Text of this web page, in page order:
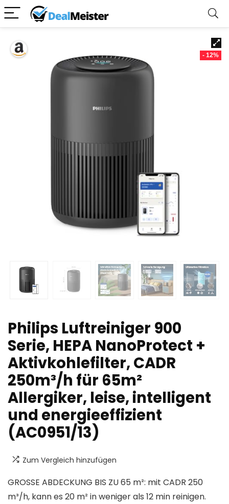
- 12%
Philips Luftreiniger 900
Serie, HEPA NanoProtect +
Aktivkohlefilter, CADR
250m³/h für 65m²
Allergiker, leise, intelligent
und energieeffizient
(AC0951/13)
Zum Vergleich hinzufügen
GROSSE ABDECKUNG BIS ZU 65 m²: mit CADR 250
m³/h, kann es 20 m² in weniger als 12 min reinigen.